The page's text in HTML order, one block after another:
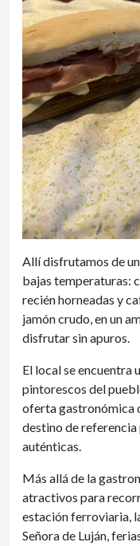
Allí disfrutamos de
bajas temperaturas:
recién horneadas y
jamón crudo, en un
disfrutar sin apuros.
El local se encuentra
pintorescos del
oferta gastronómica
destino de referencia
auténticas.
Más allá de la
atractivos para
estación ferroviaria,
Señora de Luján,